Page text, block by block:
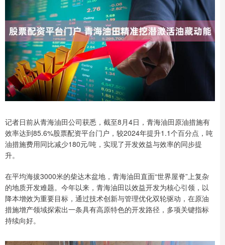
记者日前从青海油田公司获悉，截至8月4日，青海油田原油措施有
效率达到85.6%股票配资平台门户，较2024年提升1.1个百分点，吨
油措施费用同比减少180元/吨，实现了开发效益与效率的同步提
升。
在平均海拔3000米的柴达木盆地，青海油田直面“世界屋脊”上复杂
的地质开发难题。今年以来，青海油田以效益开发为核心引领，以
降本增效为重要目标，通过技术创新与管理优化双轮驱动，在原油
措施增产领域探索出一条具有高原特色的开发路径，多项关键指标
持续向好。